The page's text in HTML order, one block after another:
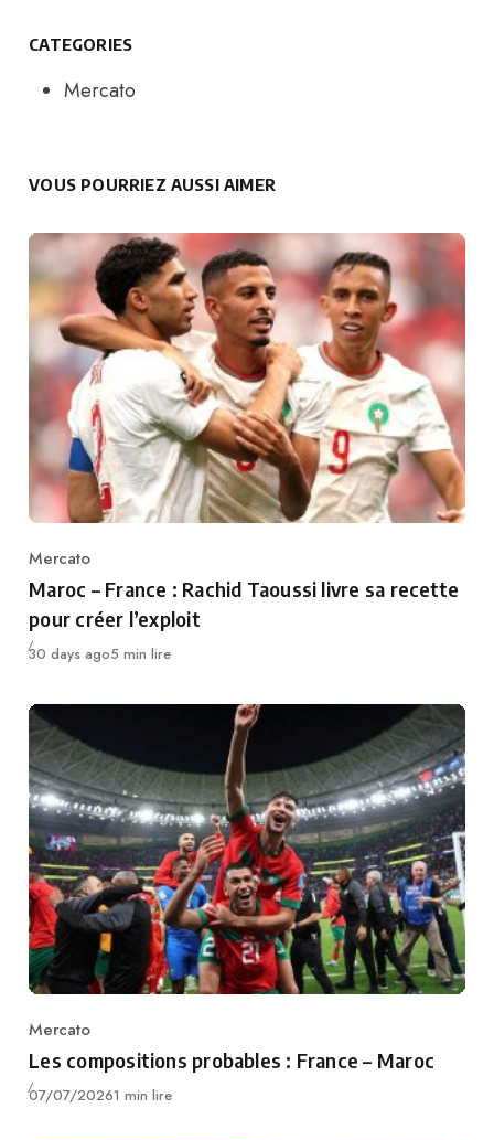
CATEGORIES
Mercato
VOUS POURRIEZ AUSSI AIMER
Category
Mercato
Maroc – France : Rachid Taoussi livre sa recette
pour créer l’exploit
Publié
30 days ago5 min lire
Category
Mercato
Les compositions probables : France – Maroc
Publié
07/07/20261 min lire